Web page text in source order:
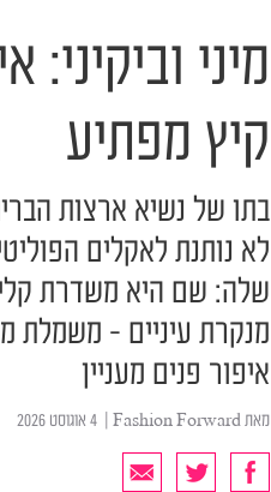
מיני
קיץ מפתיע
בתו של נשיא ארצות
לא נותנת לאקלים
שלה: שם היא משדרת
מנקרת עיניים - משמלת
איפור פנים מעניין
מאתFashion Forward